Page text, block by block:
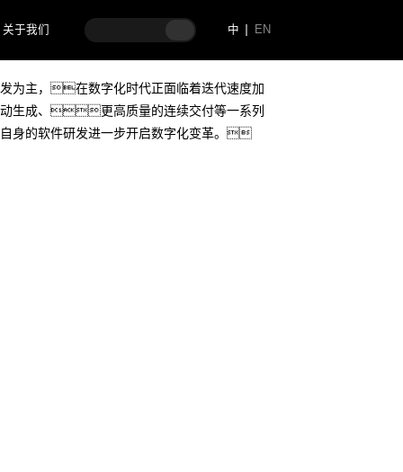
关于我们 中 EN
为主，在数字化时代正面临着迭代速度加
生成、更高质量的连续交付等一系列
身的软件研发进一步开启数字化变革。